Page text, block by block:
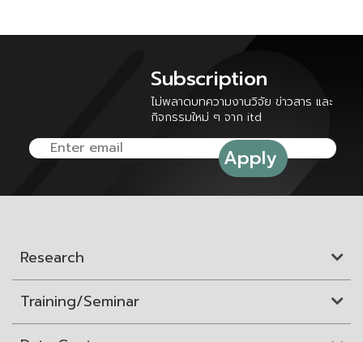
Subscription
ไม่พลาดบทความงานวิจัย ข่าวสาร และ
กิจกรรมใหม่ ๆ จาก itd
Research
Training/Seminar